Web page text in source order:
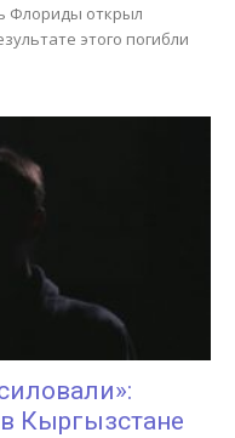
Флориды открыл
этого погибли
Кыргызстане